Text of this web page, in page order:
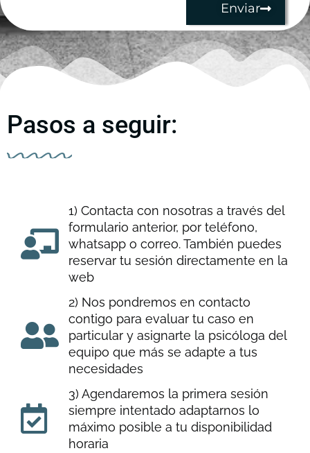
Enviar
Pasos a seguir:
1) Contacta con nosotras a través del
formulario anterior, por teléfono,
whatsapp o correo. También puedes
reservar tu sesión directamente en la
web
2) Nos pondremos en contacto
contigo para evaluar tu caso en
particular y asignarte la psicóloga del
equipo que más se adapte a tus
necesidades
3) Agendaremos la primera sesión
siempre intentado adaptarnos lo
máximo posible a tu disponibilidad
horaria